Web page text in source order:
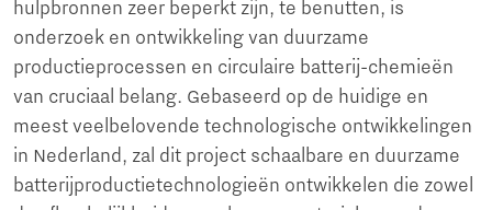
hulpbronnen zeer beperkt zijn, te benutten, is
onderzoek en ontwikkeling van duurzame
productieprocessen en circulaire batterij-chemieën
van cruciaal belang. Gebaseerd op de huidige en
meest veelbelovende technologische ontwikkelingen
in Nederland, zal dit project schaalbare en duurzame
batterijproductietechnologieën ontwikkelen die zowel